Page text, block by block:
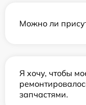
Можно ли
Я хочу, чтобы
запчастями.